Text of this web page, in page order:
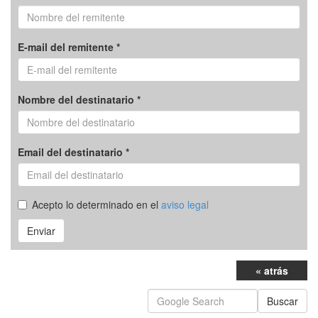
E-mail del remitente *
Nombre del destinatario *
Email del destinatario *
Acepto lo determinado en el aviso legal
Enviar
« atrás
Buscar